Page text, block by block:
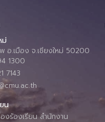
ม่
อ.เมือง จ.เชียงใหม่ 50200
1300
7143
น
งร้องเรียน สำนักงาน